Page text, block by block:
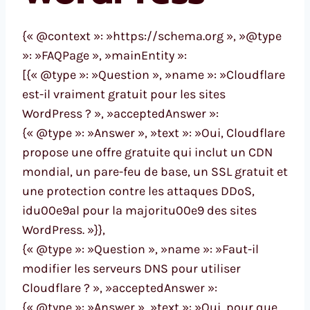
{« @context »: »https://schema.org », »@type
»: »FAQPage », »mainEntity »:
[{« @type »: »Question », »name »: »Cloudflare
est-il vraiment gratuit pour les sites
WordPress ? », »acceptedAnswer »:
{« @type »: »Answer », »text »: »Oui, Cloudflare
propose une offre gratuite qui inclut un CDN
mondial, un pare-feu de base, un SSL gratuit et
une protection contre les attaques DDoS,
idu00e9al pour la majoritu00e9 des sites
WordPress. »}},
{« @type »: »Question », »name »: »Faut-il
modifier les serveurs DNS pour utiliser
Cloudflare ? », »acceptedAnswer »: